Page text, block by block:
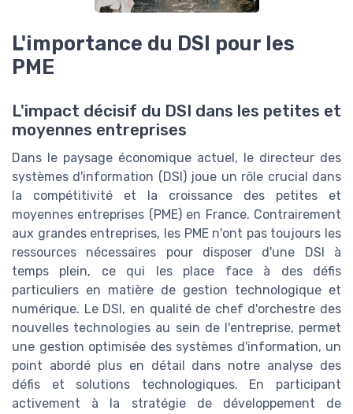
L'importance du DSI pour les
PME
L'impact décisif du DSI dans les petites et
moyennes entreprises
Dans le paysage économique actuel, le directeur des
systèmes d'information (DSI) joue un rôle crucial dans
la compétitivité et la croissance des petites et
moyennes entreprises (PME) en France. Contrairement
aux grandes entreprises, les PME n'ont pas toujours les
ressources nécessaires pour disposer d'une DSI à
temps plein, ce qui les place face à des défis
particuliers en matière de gestion technologique et
numérique. Le DSI, en qualité de chef d'orchestre des
nouvelles technologies au sein de l'entreprise, permet
une gestion optimisée des systèmes d'information, un
point abordé plus en détail dans notre analyse des
défis et solutions technologiques. En participant
activement à la stratégie de développement de